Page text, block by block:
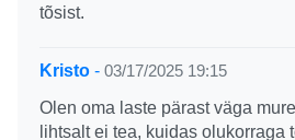
tõsist.
Kristo - 03/17/2025 19:15
Olen oma laste pärast väga
lihtsalt ei tea, kuidas olukorraga